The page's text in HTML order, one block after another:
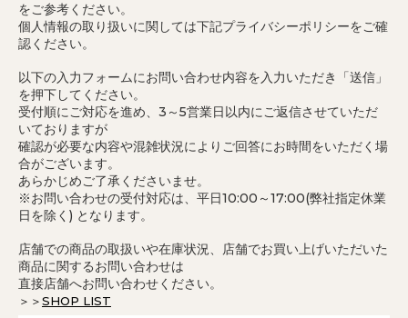
をご参考ください。
個人情報の取り扱いに関しては下記プライバシーポリシーをご確
認ください。
以下の入力フォームにお問い合わせ内容を入力いただき「送信」
を押下してください。
受付順にご対応を進め、3～5営業日以内にご返信させていただ
いておりますが
確認が必要な内容や混雑状況によりご回答にお時間をいただく場
合がございます。
あらかじめご了承くださいませ。
※お問い合わせの受付対応は、平日10:00～17:00(弊社指定休業
日を除く) となります。
店舗での商品の取扱いや在庫状況、店舗でお買い上げいただいた
商品に関するお問い合わせは
直接店舗へお問い合わせください。
＞＞SHOP LIST